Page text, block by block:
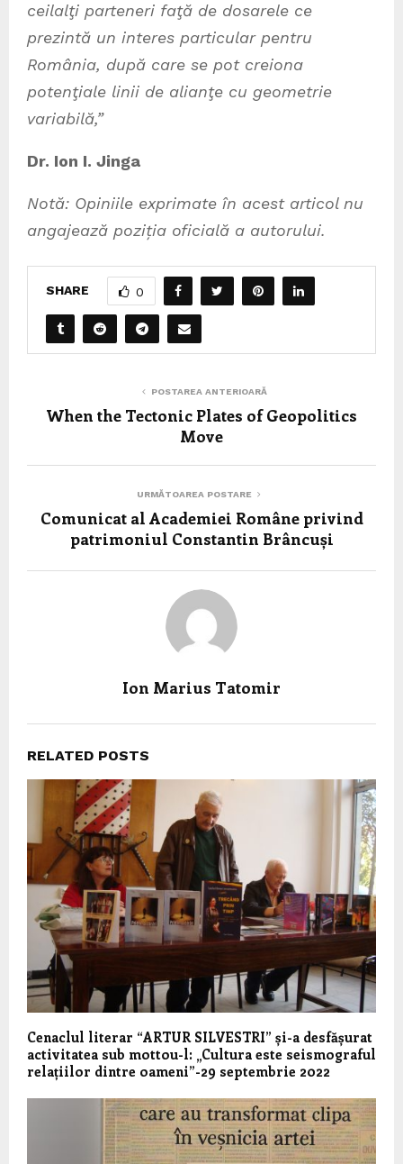
ceilalţi parteneri faţă de dosarele ce
prezintă un interes particular pentru
România, după care se pot creiona
potenţiale linii de alianţe cu geometrie
variabilă,”
Dr. Ion I. Jinga
Notă: Opiniile exprimate în acest articol nu
angajează poziția oficială a autorului.
SHARE 0
POSTAREA ANTERIOARĂ
When the Tectonic Plates of Geopolitics
Move
URMĂTOAREA POSTARE
Comunicat al Academiei Române privind
patrimoniul Constantin Brâncuși
Ion Marius Tatomir
RELATED POSTS
Cenaclul literar “ARTUR SILVESTRI” și-a desfășurat
activitatea sub mottou-l: „Cultura este seismograful
relațiilor dintre oameni”-29 septembrie 2022